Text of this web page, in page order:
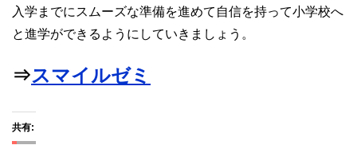
入学までにスムーズな準備を進めて自信を持って小学校へ
と進学ができるようにしていきましょう。
⇒スマイルゼミ
共有: